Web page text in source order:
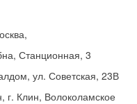
Станционная, 3
ул. Советская, 23В
г. Клин, Волоколамское